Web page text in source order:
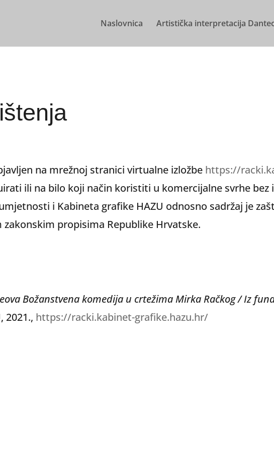
Naslovnica Artistička interpretacija
na mrežnoj stranici virtualne izložbe https://
ili na bilo koji način koristiti u komercijalne svrhe
i Kabineta grafike HAZU odnosno sadržaj je
propisima Republike Hrvatske.
Božanstvena komedija u crtežima Mirka Račkog / Iz
2021., https://racki.kabinet-grafike.hazu.hr/